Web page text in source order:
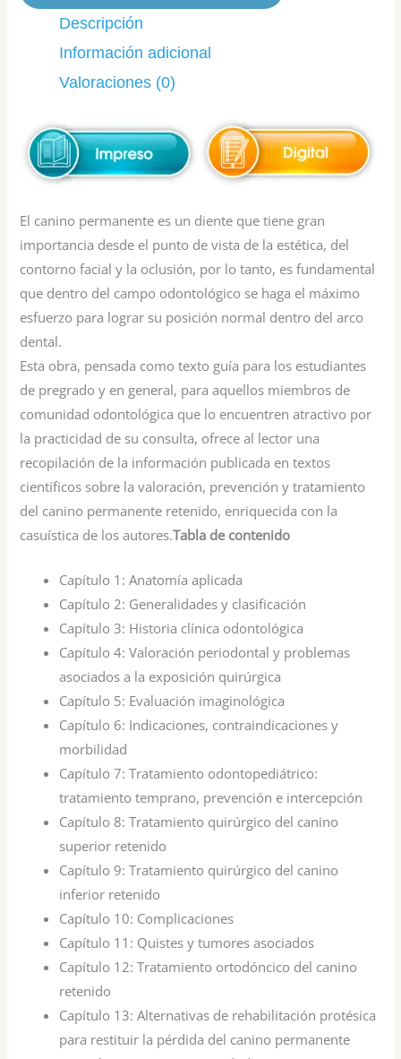
Descripción
Información adicional
Valoraciones (0)
El canino permanente es un diente que tiene gran
importancia desde el punto de vista de la estética, del
contorno facial y la oclusión, por lo tanto, es fundamental
que dentro del campo odontológico se haga el máximo
esfuerzo para lograr su posición normal dentro del arco
dental.
Esta obra, pensada como texto guía para los estudiantes
de pregrado y en general, para aquellos miembros de
comunidad odontológica que lo encuentren atractivo por
la practicidad de su consulta, ofrece al lector una
recopilación de la información publicada en textos
científicos sobre la valoración, prevención y tratamiento
del canino permanente retenido, enriquecida con la
casuística de los autores.Tabla de contenido
Capítulo 1:Anatomía aplicada
Capítulo 2: Generalidades y clasificación
Capítulo 3: Historia clínica odontológica
Capítulo 4:Valoración periodontal y problemas
asociados a la exposición quirúrgica
Capítulo 5: Evaluación imaginológica
Capítulo 6: Indicaciones, contraindicaciones y
morbilidad
Capítulo 7:Tratamiento odontopediátrico:
tratamiento temprano, prevención e intercepción
Capítulo 8:Tratamiento quirúrgico del canino
superior retenido
Capítulo 9:Tratamiento quirúrgico del canino
inferior retenido
Capítulo 10: Complicaciones
Capítulo 11: Quistes y tumores asociados
Capítulo 12:Tratamiento ortodóncico del canino
retenido
Capítulo 13:Alternativas de rehabilitación protésica
para restituir la pérdida del canino permanente